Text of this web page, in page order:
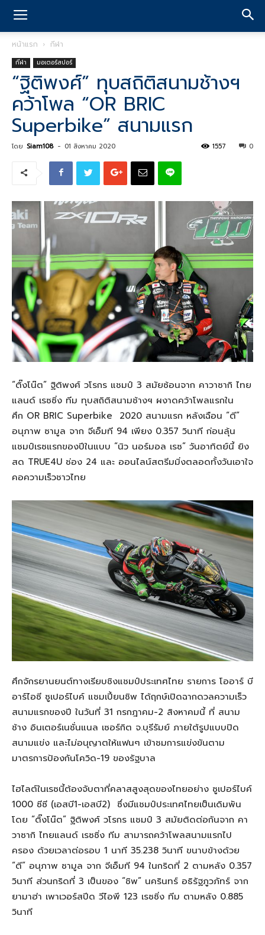
หน้าแรก กีฬา
กีฬา มอเตอร์สปอร์
“ฐิติพงศ์” ทุบสถิติสนามช้างฯ
คว้าโพล “OR BRIC
Superbike” สนามแรก
โดย Siam108 - 01 สิงหาคม 2020 0
1557
“ติ๊งโน๊ต” ฐิติพงศ์ วโรกร แชมป์ 3 สมัยซ้อนจาก คาวาซากิ ไทย
แลนด์ เรซซิ่ง ทีม ทุบสถิติสนามช้างฯ ผงาดคว้าโพลแรกใน
ศึก OR BRIC Superbike 2020 สนามแรก หลังเฉือน “ตี”
อนุภาพ ซามูล จาก จีเอ็มที 94 เพียง 0.357 วินาที ก่อนลุ้น
แชมป์เรซแรกของปีในแบบ “นิว นอร์มอล เรซ” วันอาทิตย์นี้ ยิง
สด TRUE4U ช่อง 24 และ ออนไลน์สตรีมมิ่งตลอดทั้งวันเอาใจ
คอความเร็วชาวไทย
ศึกจักรยานยนต์ทางเรียบชิงแชมป์ประเทศไทย รายการ โออาร์ บี
อาร์ไอซี ซูเปอร์ไบค์ แชมเปี้ยนชิพ ได้ฤกษ์เปิดฉากดวลความเร็ว
สนามแรกของปี ในวันที่ 31 กรกฎาคม-2 สิงหาคมนี้ ที่ สนาม
ช้าง อินเตอร์เนชั่นแนล เซอร์กิต จ.บุรีรัมย์ ภายใต้รูปแบบปิด
สนามแข่ง และไม่อนุญาตให้แฟนๆ เข้าชมการแข่งขันตาม
มาตรการป้องกันโควิด-19 ของรัฐบาล
ไฮไลต์ในเรซนี้ต้องจับตาที่คลาสสูงสุดของไทยอย่าง ซูเปอร์ไบค์
1000 ซีซี (เอสบี1-เอสบี2) ซึ่งมีแชมป์ประเทศไทยเป็นเดิมพัน
โดย “ติ๊งโน๊ต” ฐิติพงศ์ วโรกร แชมป์ 3 สมัยติดต่อกันจาก คา
วาซากิ ไทยแลนด์ เรซซิ่ง ทีม สามารถคว้าโพลสนามแรกไป
ครอง ด้วยเวลาต่อรอบ 1 นาที 35.238 วินาที ขนาบข้างด้วย
“ตี” อนุภาพ ซามูล จาก จีเอ็มที 94 ในกริดที่ 2 ตามหลัง 0.357
วินาที ส่วนกริดที่ 3 เป็นของ “ชิพ” นครินทร์ อธิรัฐภูวภัทร์ จาก
ยามาฮ่า เพาเวอร์สปีด วีไอพี 123 เรซซิ่ง ทีม ตามหลัง 0.885
วินาที